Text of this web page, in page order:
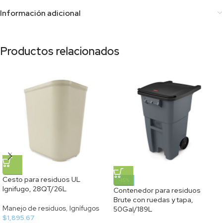
Información adicional
Productos relacionados
Cesto para residuos UL
Ignifugo, 28QT/26L
Manejo de residuos, Ignífugos
$1,895.67
-15%
Contenedor para residuos
Brute con ruedas y tapa,
50Gal/189L